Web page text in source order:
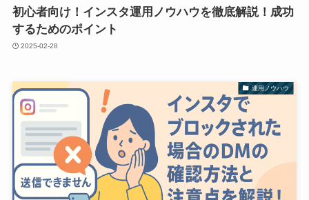
初心者向け！インスタ運用ノウハウを徹底解説！成功
するためのポイント
2025-02-28
運用ノウハウ